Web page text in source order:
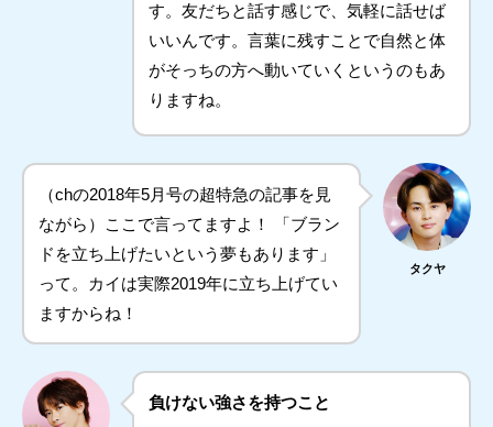
す。友だちと話す感じで、気軽に話せば
いいんです。言葉に残すことで自然と体
がそっちの方へ動いていくというのもあ
りますね。
（chの2018年5月号の超特急の記事を見
ながら）ここで言ってますよ！ 「ブラン
ドを立ち上げたいという夢もあります」
って。カイは実際2019年に立ち上げてい
ますからね！
タクヤ
負けない強さを持つこと